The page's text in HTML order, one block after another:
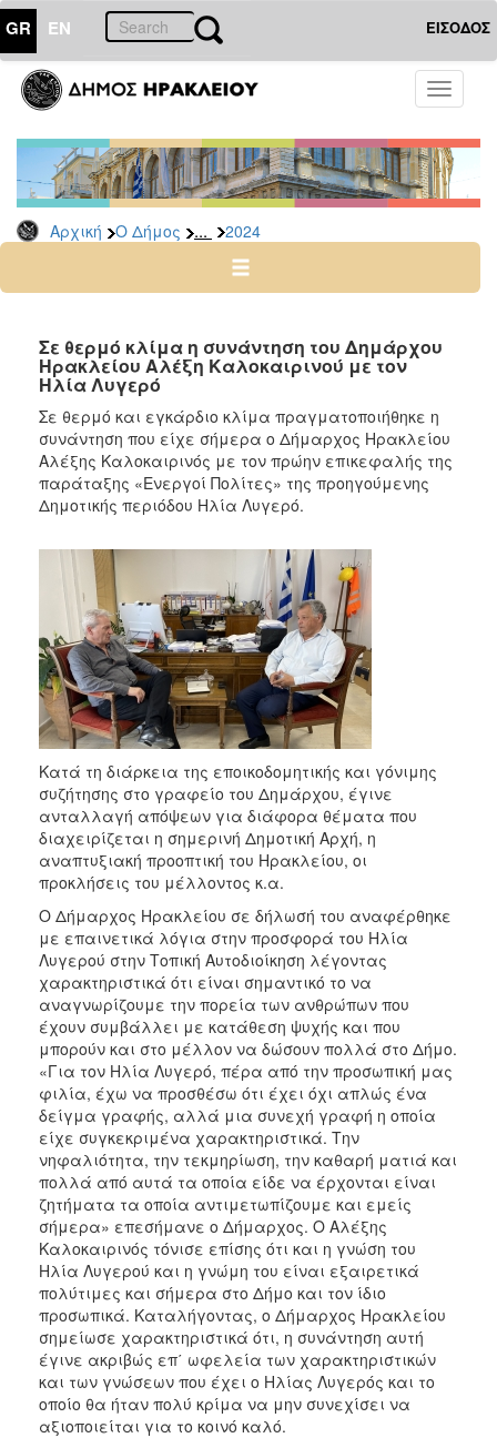
GR EN ΕΙΣΟΔΟΣ
Toggle
Αρχική Ο Δήμος ... 2024
ΔΗΜΟΣ
Δελτία
Τύπου
Αρχείο
2026
2024
2022
2021
2020
2019
2018
2016
2015
2013
2012
2011
2010
2006
ΤΟΠΟΣ
ΠΟΛΙΤΙΣΜΟΣ
ΑΝΘΕΚΤΙΚΗ
ΠΟΛΗ
Σε θερμό κλίμα η συνάντηση του Δημάρχου
Ηρακλείου Αλέξη Καλοκαιρινού με τον
Ηλία Λυγερό
Σε θερμό και εγκάρδιο κλίμα πραγματοποιήθηκε η
συνάντηση που είχε σήμερα ο Δήμαρχος Ηρακλείου
Αλέξης Καλοκαιρινός με τον πρώην επικεφαλής της
παράταξης «Ενεργοί Πολίτες» της προηγούμενης
Δημοτικής περιόδου Ηλία Λυγερό.
Κατά τη διάρκεια της εποικοδομητικής και γόνιμης
συζήτησης στο γραφείο του Δημάρχου, έγινε
ανταλλαγή απόψεων για διάφορα θέματα που
διαχειρίζεται η σημερινή Δημοτική Αρχή, η
αναπτυξιακή προοπτική του Ηρακλείου, οι
προκλήσεις του μέλλοντος κ.α.
Ο Δήμαρχος Ηρακλείου σε δήλωσή του αναφέρθηκε
με επαινετικά λόγια στην προσφορά του Ηλία
Λυγερού στην Τοπική Αυτοδιοίκηση λέγοντας
χαρακτηριστικά ότι είναι σημαντικό το να
αναγνωρίζουμε την πορεία των ανθρώπων που
έχουν συμβάλλει με κατάθεση ψυχής και που
μπορούν και στο μέλλον να δώσουν πολλά στο Δήμο.
«Για τον Ηλία Λυγερό, πέρα από την προσωπική μας
φιλία, έχω να προσθέσω ότι έχει όχι απλώς ένα
δείγμα γραφής, αλλά μια συνεχή γραφή η οποία
είχε συγκεκριμένα χαρακτηριστικά. Την
νηφαλιότητα, την τεκμηρίωση, την καθαρή ματιά και
πολλά από αυτά τα οποία είδε να έρχονται είναι
ζητήματα τα οποία αντιμετωπίζουμε και εμείς
σήμερα» επεσήμανε ο Δήμαρχος. Ο Αλέξης
Καλοκαιρινός τόνισε επίσης ότι και η γνώση του
Ηλία Λυγερού και η γνώμη του είναι εξαιρετικά
πολύτιμες και σήμερα στο Δήμο και τον ίδιο
προσωπικά. Καταλήγοντας, ο Δήμαρχος Ηρακλείου
σημείωσε χαρακτηριστικά ότι, η συνάντηση αυτή
έγινε ακριβώς επ΄ ωφελεία των χαρακτηριστικών
και των γνώσεων που έχει ο Ηλίας Λυγερός και το
οποίο θα ήταν πολύ κρίμα να μην συνεχίσει να
αξιοποιείται για το κοινό καλό.